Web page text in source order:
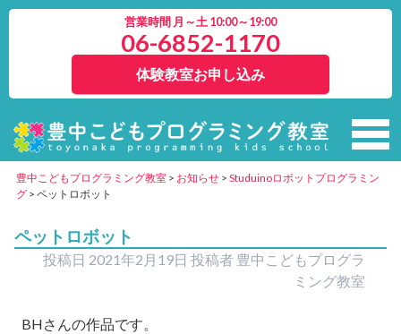
営業時間 月～土 10:00～19:00
06-6852-1170
体験教室お申し込み
豊中こどもプログラミング教室 > お知らせ > Studuinoロボットプログラミン
グ > ペットロボット
ペットロボット
投稿日 2021年2月19日 投稿者 豊中こどもプログラ
ミング教室
BHさんの作品です。